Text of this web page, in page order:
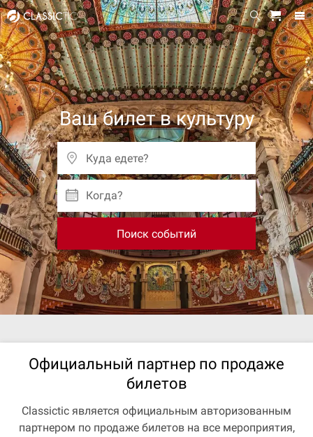
Ваш билет в культуру
Когда?
Поиск событий
Официальный партнер по продаже
билетов
Classictic является официальным авторизованным
партнером по продаже билетов на все мероприятия,